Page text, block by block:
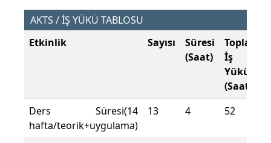
AKTS / İŞ YÜKÜ TABLOSU
Etkinlik
Sayısı
Süresi
(Saat)
Toplam
İş
Yükü
(Saat)
Ders Süresi(14
hafta/teorik+uygulama)
13 4 52